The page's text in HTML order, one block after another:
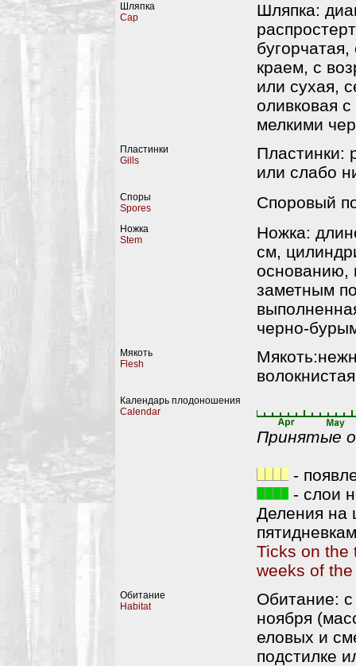
Шляпка
Cap
Шляпка:
краем, с
или сухая,
оливковая
мелкими
Пластинки
Gills
Пластинки:
или слабо
Споры
Spores
Споровый
Ножка
Stem
Ножка:
см,
основанию,
заметным
черно-
Мякоть
Flesh
Календарь плодоношения
Calendar
Принятые
-
- слои
Деления на
Ticks on the
weeks of
Обитание
Habitat
Обитание:
ноября
еловых и
подстилке